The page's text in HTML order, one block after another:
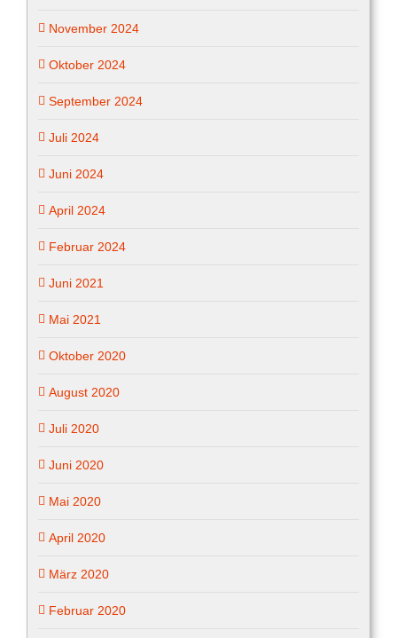
November 2024
Oktober 2024
September 2024
Juli 2024
Juni 2024
April 2024
Februar 2024
Juni 2021
Mai 2021
Oktober 2020
August 2020
Juli 2020
Juni 2020
Mai 2020
April 2020
März 2020
Februar 2020